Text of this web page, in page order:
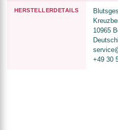
HERSTELLERDETAILS
10965
+49 30